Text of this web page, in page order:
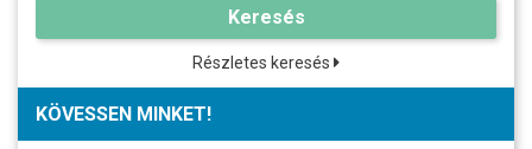
Keresés
Részletes keresés
KÖVESSEN MINKET!